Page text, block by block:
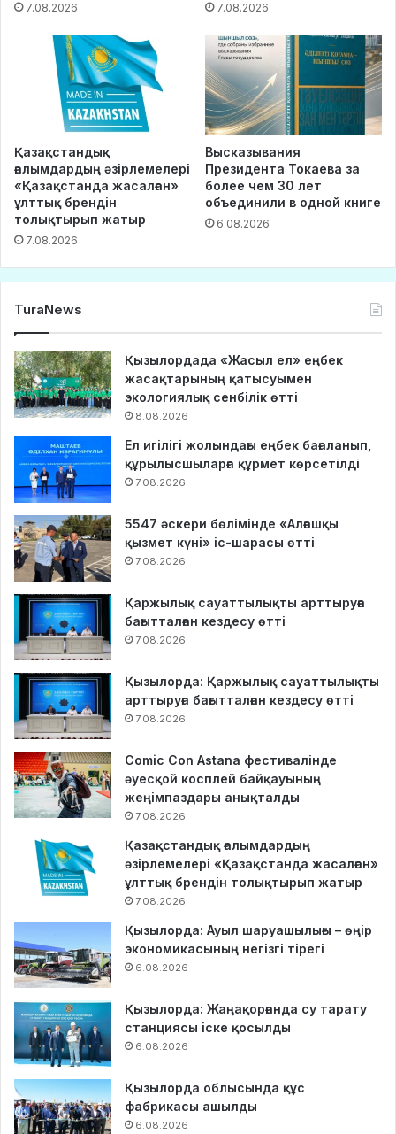
7.08.2026 7.08.2026
Қазақстандық
ғалымдардың әзірлемелері
«Қазақстанда жасалған»
ұлттық брендін
толықтырып жатыр
7.08.2026
Высказывания
Президента Токаева за
более чем 30 лет
объединили в одной книге
6.08.2026
TuraNews
Қызылордада «Жасыл ел» еңбек
жасақтарының қатысуымен
экологиялық сенбілік өтті
8.08.2026
Ел игілігі жолындағы еңбек бағаланып,
құрылысшыларға құрмет көрсетілді
7.08.2026
5547 әскери бөлімінде «Алғашқы
қызмет күні» іс-шарасы өтті
7.08.2026
Қаржылық сауаттылықты арттыруға
бағытталған кездесу өтті
7.08.2026
Қызылорда: Қаржылық сауаттылықты
арттыруға бағытталған кездесу өтті
7.08.2026
Comic Con Astana фестивалінде
әуесқой косплей байқауының
жеңімпаздары анықталды
7.08.2026
Қазақстандық ғалымдардың
әзірлемелері «Қазақстанда жасалған»
ұлттық брендін толықтырып жатыр
7.08.2026
Қызылорда: Ауыл шаруашылығы – өңір
экономикасының негізгі тірегі
6.08.2026
Қызылорда: Жаңақорғанда су тарату
станциясы іске қосылды
6.08.2026
Қызылорда облысында құс
фабрикасы ашылды
6.08.2026